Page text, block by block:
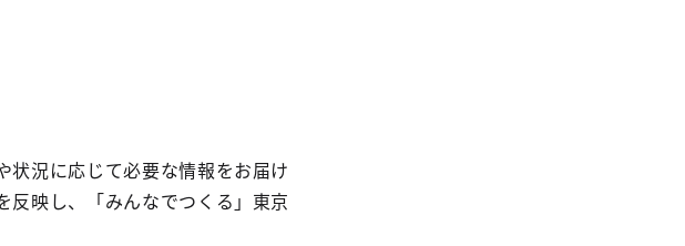
状況に応じて必要な情報をお届け
反映し、「みんなでつくる」東京